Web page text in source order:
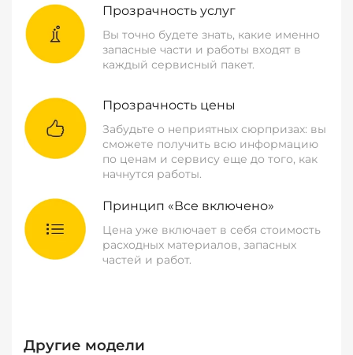
Прозрачность услуг
Вы точно будете знать, какие именно
запасные части и работы входят в
каждый сервисный пакет.
Прозрачность цены
Забудьте о неприятных сюрпризах: вы
сможете получить всю информацию
по ценам и сервису еще до того, как
начнутся работы.
Принцип «Все включено»
Цена уже включает в себя стоимость
расходных материалов, запасных
частей и работ.
Другие модели